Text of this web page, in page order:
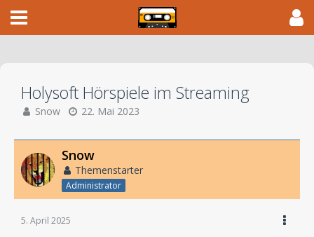
Holysoft Hörspiele im Streaming
Snow 22. Mai 2023
Snow
Themenstarter
Administrator
5. April 2025